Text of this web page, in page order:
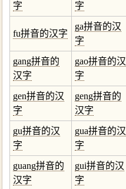
字
字
fu拼音的汉字
ga拼音的汉
字
gang拼音的
汉字
gao拼音的汉
字
gen拼音的汉
字
geng拼音的
汉字
gu拼音的汉
字
gua拼音的汉
字
guang拼音的
汉字
gui拼音的汉
字